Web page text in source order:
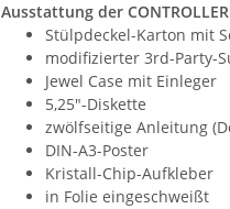
Ausstattung der
Stülpdeckel-Karton mit
modifizierter 3rd-Party-
Jewel Case mit Einleger
5,25"-Diskette
zwölfseitige Anleitung
DIN-A3-Poster
Kristall-Chip-Aufkleber
in Folie eingeschweißt